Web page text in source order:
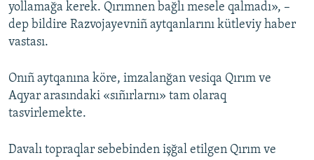
yollamağa kerek. Qırımnen bağlı mesele qalmadı», –
dep bildire Razvojayevniñ aytqanlarını kütleviy haber
vastası.
Onıñ aytqanına köre, imzalanğan vesiqa Qırım ve
Aqyar arasındaki «sıñırlarnı» tam olaraq
tasvirlemekte.
Davalı topraqlar sebebinden işğal etilgen Qırım ve